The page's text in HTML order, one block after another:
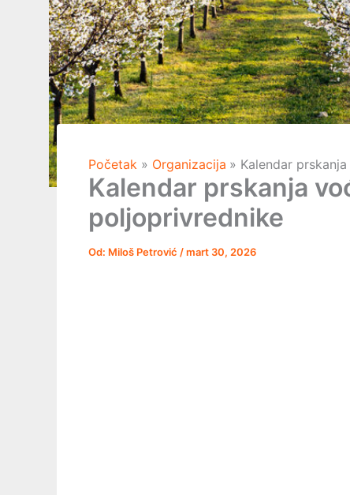
Početak Organizacija Kalendar
Kalendar prskanja
poljoprivrednike
Od: Miloš Petrović /mart 30, 2026